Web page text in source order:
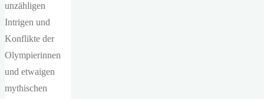
unzähligen
Intrigen und
Konflikte der
Olympierinnen
und etwaigen
mythischen